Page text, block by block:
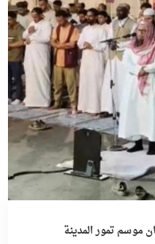
موسم تمور المدينة